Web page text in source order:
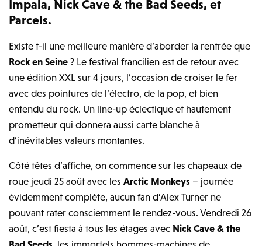
Impala, Nick Cave & the Bad Seeds, et
Parcels.
Existe t-il une meilleure manière d’aborder la rentrée que
Rock en Seine ? Le festival francilien est de retour avec
une édition XXL sur 4 jours, l’occasion de croiser le fer
avec des pointures de l’électro, de la pop, et bien
entendu du rock. Un line-up éclectique et hautement
prometteur qui donnera aussi carte blanche à
d’inévitables valeurs montantes.
Côté têtes d’affiche, on commence sur les chapeaux de
roue jeudi 25 août avec les Arctic Monkeys – journée
évidemment complète, aucun fan d’Alex Turner ne
pouvant rater consciemment le rendez-vous. Vendredi 26
août, c’est fiesta à tous les étages avecNick Cave & the